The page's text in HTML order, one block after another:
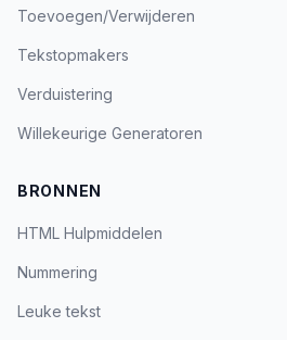
Toevoegen/Verwijderen
Tekstopmakers
Verduistering
Willekeurige Generatoren
BRONNEN
HTML Hulpmiddelen
Nummering
Leuke tekst